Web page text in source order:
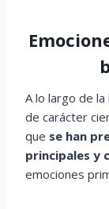
A lo largo de
de carácter
que se han
principales y
emociones